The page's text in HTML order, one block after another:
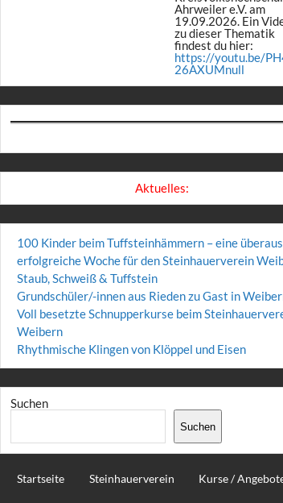
Ahrweiler e.V. am
19.09.2026. Ein
zu dieser Thematik
findest du hier:
https://youtu.be/
26AXUMnull
Aktuelles:
100 Kinder beim Tuffsteinhämmern – eine überaus
erfolgreiche Woche für den Steinhauerverein
Staub, Schweiß & Tuffstein
Grundschüler/-innen aus Rieden zu Gast in
Voll besetzte Schnupperkurse beim
Weibern
Rhythmische Klingen von Klöppel und Eisen
Suchen
Suchen
Startseite Steinhauerverein Kurse /